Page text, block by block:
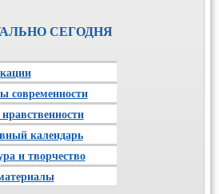
СЕГОДНЯ
современности
календарь
и творчество